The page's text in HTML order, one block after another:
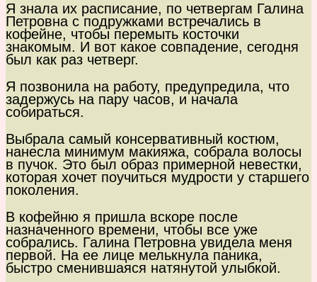
Я знала их расписание, по четвергам Галина
Петровна с подружками встречались в
кофейне, чтобы перемыть косточки
знакомым. И вот какое совпадение, сегодня
был как раз четверг.
Я позвонила на работу, предупредила, что
задержусь на пару часов, и начала
собираться.
Выбрала самый консервативный костюм,
нанесла минимум макияжа, собрала волосы
в пучок. Это был образ примерной невестки,
которая хочет поучиться мудрости у старшего
поколения.
В кофейню я пришла вскоре после
назначенного времени, чтобы все уже
собрались. Галина Петровна увидела меня
первой. На ее лице мелькнула паника,
быстро сменившаяся натянутой улыбкой.